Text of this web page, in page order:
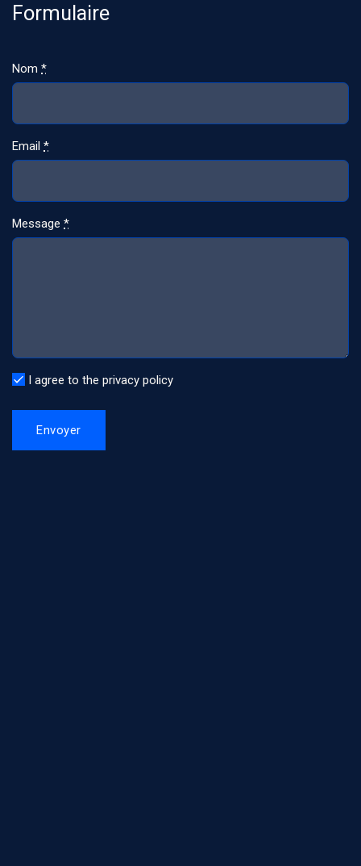
Formulaire
Nom *
Email *
Message *
I agree to the privacy policy
Envoyer